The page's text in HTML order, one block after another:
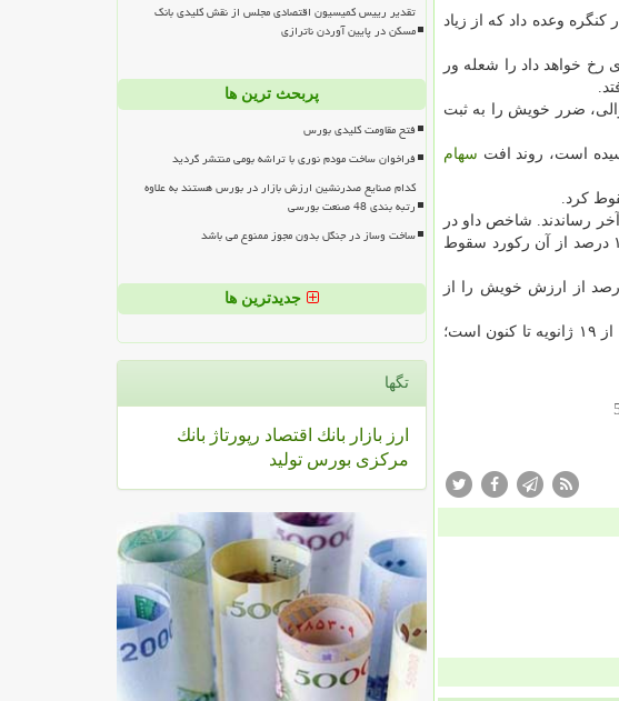
وعده داد كه از زیاد
خواهد داد را شعله ور
سومین روز متوالی، ضرر خویش را به ثبت
سهام
شاخص ها بدترین ماه خود از ژانویه ۲۰۱۶ تا كنون را به آخر رساندند. شاخص داو در
اواخر ژانویه بالاترین میزان تاریخ خویش را ثبت نمود اما با بالا رفتن سود اوراق خزانه داری آمریكا در آغاز فوریه، ۱۲ درصد از آن ركورد سقوط
داوجونز در انتها معاملات دیشب ۱.۵ درصد سقوط كرد و به ۲۵۰۲۹.۲ واحد رسید. اس اندپی۱.۱۱ درصد از ارزش خویش را از
دلار از گفته های پاول نیرو گرفت و در برابر سبدی از ارزهای خارجی به نرخ ۹۰.۷۴۴ واحد رسید كه بالاترین سطح آن از ۱۹ ژانویه تا كنون است؛
تقدیر رییس کمیسیون اقتصادی مجلس از نقش کلیدی بانک
مسکن در پایین آوردن ناترازی
پربحث ترین ها
فتح مقاومت کلیدی بورس
فراخوان ساخت مودم نوری با تراشه بومی منتشر گردید
کدام صنایع صدرنشین ارزش بازار در بورس هستند به علاوه
رتبه بندی 48 صنعت بورسی
ساخت وساز در جنگل بدون مجوز ممنوع می باشد
جدیدترین ها
تگها
ارز بازار بانك اقتصاد رپورتاژ بانك
مركزی بورس تولید